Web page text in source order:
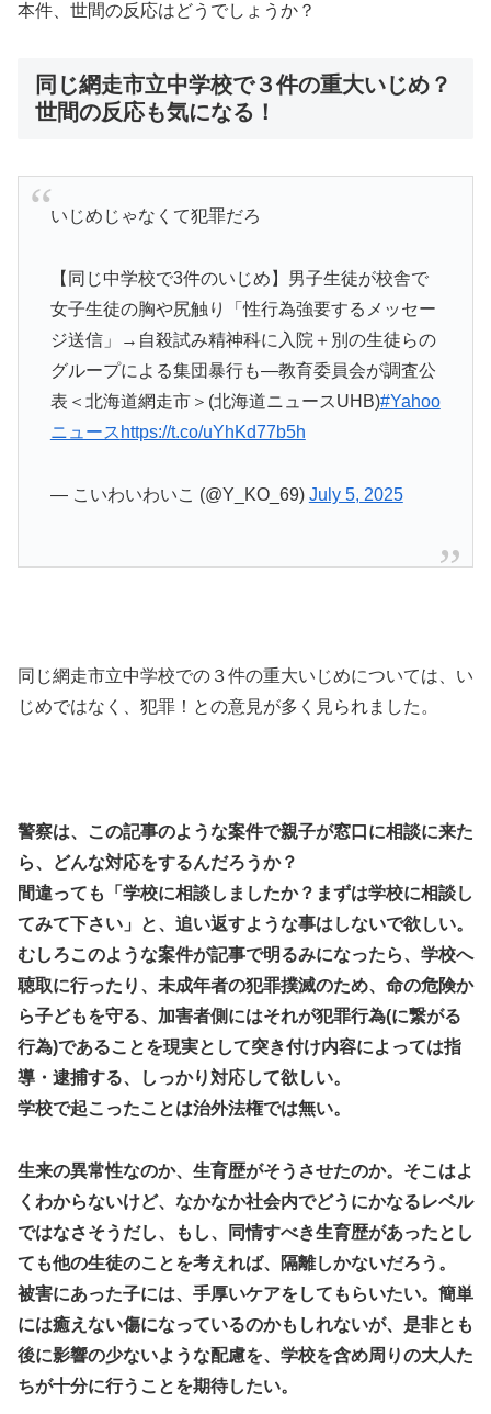
本件、世間の反応はどうでしょうか？
同じ網走市立中学校で３件の重大いじめ？
世間の反応も気になる！
いじめじゃなくて犯罪だろ
【同じ中学校で3件のいじめ】男子生徒が校舎で
女子生徒の胸や尻触り「性行為強要するメッセー
ジ送信」→自殺試み精神科に入院＋別の生徒らの
グループによる集団暴行も―教育委員会が調査公
表＜北海道網走市＞(北海道ニュースUHB)#Yahoo
ニュース https://t.co/uYhKd77b5h
— こいわいわいこ (@Y_KO_69) July 5, 2025
同じ網走市立中学校での３件の重大いじめについては、い
じめではなく、犯罪！との意見が多く見られました。
警察は、この記事のような案件で親子が窓口に相談に来た
ら、どんな対応をするんだろうか？
間違っても「学校に相談しましたか？まずは学校に相談し
てみて下さい」と、追い返すような事はしないで欲しい。
むしろこのような案件が記事で明るみになったら、学校へ
聴取に行ったり、未成年者の犯罪撲滅のため、命の危険か
ら子どもを守る、加害者側にはそれが犯罪行為(に繋がる
行為)であることを現実として突き付け内容によっては指
導・逮捕する、しっかり対応して欲しい。
学校で起こったことは治外法権では無い。
生来の異常性なのか、生育歴がそうさせたのか。そこはよ
くわからないけど、なかなか社会内でどうにかなるレベル
ではなさそうだし、もし、同情すべき生育歴があったとし
ても他の生徒のことを考えれば、隔離しかないだろう。
被害にあった子には、手厚いケアをしてもらいたい。簡単
には癒えない傷になっているのかもしれないが、是非とも
後に影響の少ないような配慮を、学校を含め周りの大人た
ちが十分に行うことを期待したい。